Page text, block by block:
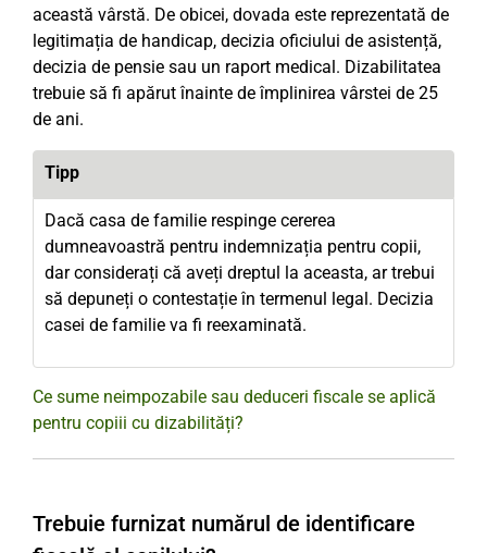
această vârstă. De obicei, dovada este reprezentată de
legitimația de handicap, decizia oficiului de asistență,
decizia de pensie sau un raport medical. Dizabilitatea
trebuie să fi apărut înainte de împlinirea vârstei de 25
de ani.
Tipp
Dacă casa de familie respinge cererea
dumneavoastră pentru indemnizația pentru copii,
dar considerați că aveți dreptul la aceasta, ar trebui
să depuneți o contestație în termenul legal. Decizia
casei de familie va fi reexaminată.
Ce sume neimpozabile sau deduceri fiscale se aplică
pentru copiii cu dizabilități?
Trebuie furnizat numărul de identificare